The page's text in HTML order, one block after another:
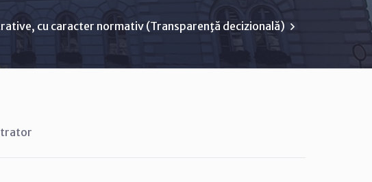
cu caracter normativ (Transparenţă decizională)